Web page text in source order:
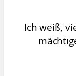
Ich weiß,